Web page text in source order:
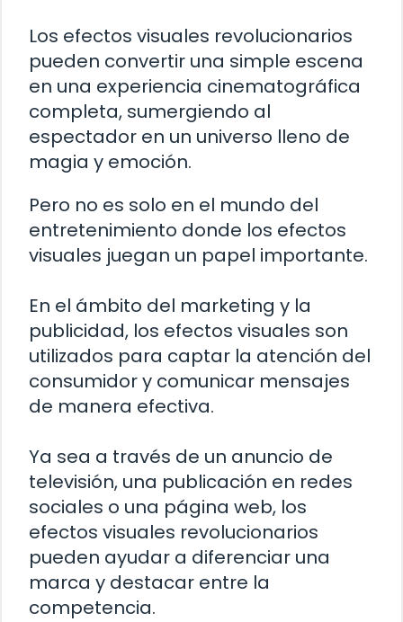
Los efectos visuales revolucionarios
pueden convertir una simple escena
en una experiencia cinematográfica
completa, sumergiendo al
espectador en un universo lleno de
magia y emoción.
Pero no es solo en el mundo del
entretenimiento donde los efectos
visuales juegan un papel importante.
En el ámbito del marketing y la
publicidad, los efectos visuales son
utilizados para captar la atención del
consumidor y comunicar mensajes
de manera efectiva.
Ya sea a través de un anuncio de
televisión, una publicación en redes
sociales o una página web, los
efectos visuales revolucionarios
pueden ayudar a diferenciar una
marca y destacar entre la
competencia.